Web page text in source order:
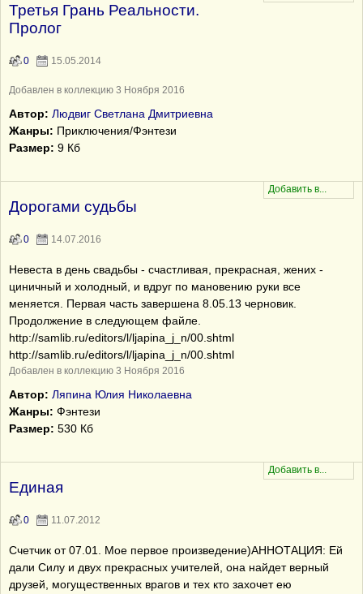
Третья Грань Реальности.
Пролог
0 15.05.2014
Добавлен в коллекцию 3 Ноября 2016
Автор: Людвиг Светлана Дмитриевна
Жанры: Приключения/Фэнтези
Размер: 9 Кб
Дорогами судьбы
0 14.07.2016
Невеста в день свадьбы - счастливая, прекрасная, жених -
циничный и холодный, и вдруг по мановению руки все
меняется. Первая часть завершена 8.05.13 черновик.
Продолжение в следующем файле.
http://samlib.ru/editors/l/ljapina_j_n/00.shtml
http://samlib.ru/editors/l/ljapina_j_n/00.shtml
Добавлен в коллекцию 3 Ноября 2016
Автор: Ляпина Юлия Николаевна
Жанры: Фэнтези
Размер: 530 Кб
Единая
0 11.07.2012
Счетчик от 07.01. Мое первое произведение)АННОТАЦИЯ: Ей
дали Силу и двух прекрасных учителей, она найдет верный
друзей, могущественных врагов и тех кто захочет ею